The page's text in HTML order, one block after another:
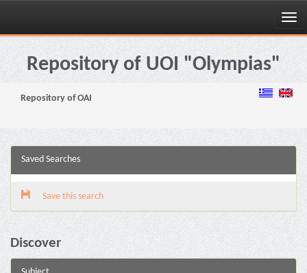
Skip
navigationRepository of UOI "Olympias"
Repository of OAI
Saved Searches
Save this search
Discover